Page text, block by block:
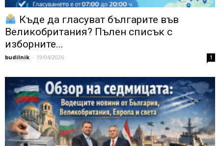
Къде да гласуват българите във
Великобритания? Пълен списък с
изборните...
budilnik - 19/04/2026 1